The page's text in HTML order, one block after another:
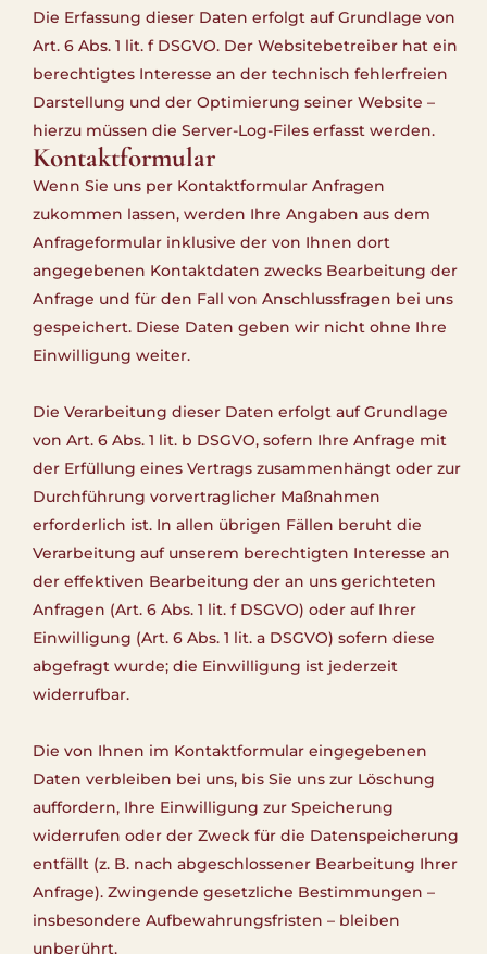
Die Erfassung dieser Daten erfolgt auf Grundlage von
Art. 6 Abs. 1 lit. f DSGVO. Der Websitebetreiber hat ein
berechtigtes Interesse an der technisch fehlerfreien
Darstellung und der Optimierung seiner Website –
hierzu müssen die Server-Log-Files erfasst werden.
Kontaktformular
Wenn Sie uns per Kontaktformular Anfragen
zukommen lassen, werden Ihre Angaben aus dem
Anfrageformular inklusive der von Ihnen dort
angegebenen Kontaktdaten zwecks Bearbeitung der
Anfrage und für den Fall von Anschlussfragen bei uns
gespeichert. Diese Daten geben wir nicht ohne Ihre
Einwilligung weiter.
Die Verarbeitung dieser Daten erfolgt auf Grundlage
von Art. 6 Abs. 1 lit. b DSGVO, sofern Ihre Anfrage mit
der Erfüllung eines Vertrags zusammenhängt oder zur
Durchführung vorvertraglicher Maßnahmen
erforderlich ist. In allen übrigen Fällen beruht die
Verarbeitung auf unserem berechtigten Interesse an
der effektiven Bearbeitung der an uns gerichteten
Anfragen (Art. 6 Abs. 1 lit. f DSGVO) oder auf Ihrer
Einwilligung (Art. 6 Abs. 1 lit. a DSGVO) sofern diese
abgefragt wurde; die Einwilligung ist jederzeit
widerrufbar.
Die von Ihnen im Kontaktformular eingegebenen
Daten verbleiben bei uns, bis Sie uns zur Löschung
auffordern, Ihre Einwilligung zur Speicherung
widerrufen oder der Zweck für die Datenspeicherung
entfällt (z. B. nach abgeschlossener Bearbeitung Ihrer
Anfrage). Zwingende gesetzliche Bestimmungen –
insbesondere Aufbewahrungsfristen – bleiben
unberührt.